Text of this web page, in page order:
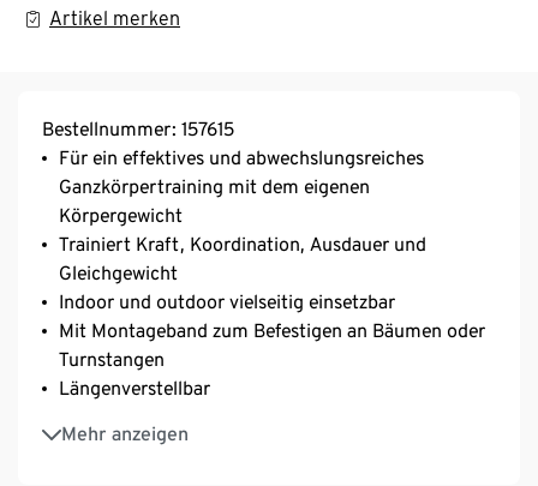
Artikel merken
Bestellnummer: 157615
Für ein effektives und abwechslungsreiches
Ganzkörpertraining mit dem eigenen
Körpergewicht
Trainiert Kraft, Koordination, Ausdauer und
Gleichgewicht
Indoor und outdoor vielseitig einsetzbar
Mit Montageband zum Befestigen an Bäumen oder
Turnstangen
Längenverstellbar
Mehr anzeigen
Inkl. Übungsposter und Aufbewahrungsbeutel